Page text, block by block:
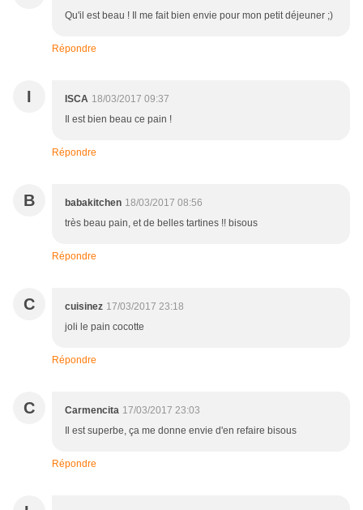
Qu'il est beau ! Il me fait bien envie pour mon petit déjeuner ;)
Répondre
I ISCA 18/03/2017 09:37
Il est bien beau ce pain !
Répondre
B babakitchen 18/03/2017 08:56
très beau pain, et de belles tartines !! bisous
Répondre
C cuisinez 17/03/2017 23:18
joli le pain cocotte
Répondre
C Carmencita 17/03/2017 23:03
Il est superbe, ça me donne envie d'en refaire bisous
Répondre